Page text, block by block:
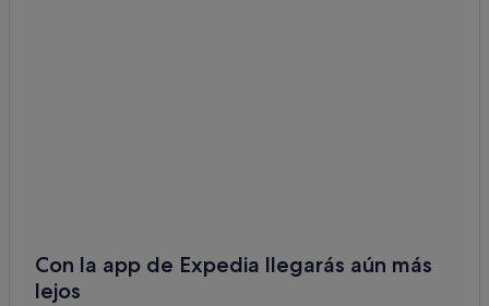
Vrancea
Con la app de Expedia llegarás aún más
lejos